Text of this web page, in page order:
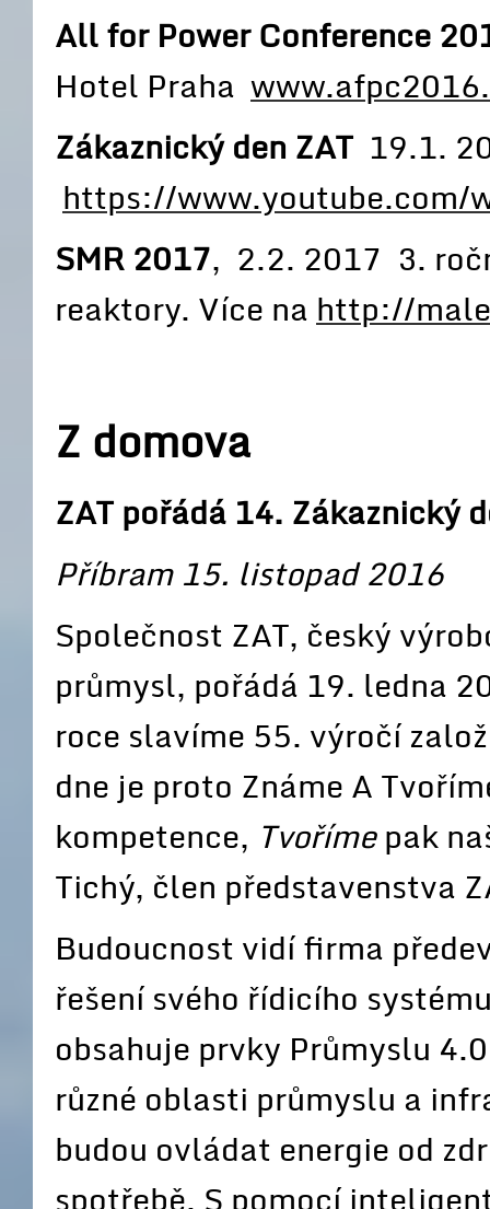
All for Power Conference
Hotel Praha
Zákaznický den ZAT 19.1.
https://www.youtube.com/
SMR 2017, 2.2. 2017 3.
reaktory. Více na http://
Z domova
ZAT pořádá 14. Zákaznický
Příbram 15. listopad 2016
Společnost ZAT, český
průmysl, pořádá 19. ledna
roce slavíme 55. výročí
dne je proto Známe A
kompetence, Tvořímepak
Tichý, člen představenstva
Budoucnost vidí firma
řešení svého řídicího
obsahuje prvky Průmyslu
různé oblasti průmyslu a
budou ovládat energie od